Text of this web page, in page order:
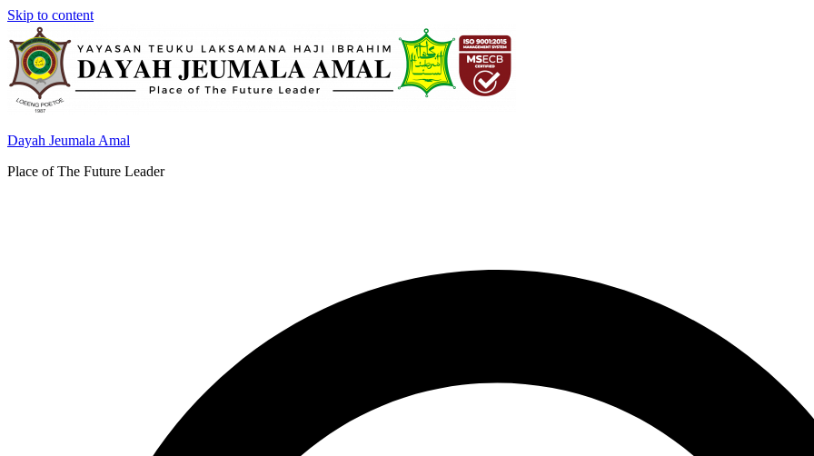
Skip to content
Dayah Jeumala Amal
Place of The Future Leader